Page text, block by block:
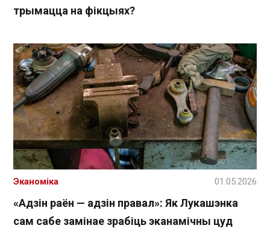
трымацца на фікцыях?
«Адзін раён — адзін правал»: Як Лукашэнка
сам сабе замінае зрабіць эканамічны цуд
Эканоміка 01.05.2026